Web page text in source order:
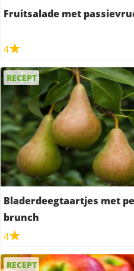
Fruitsalade met
4
RECEPT
Bladerdeegtaartjes met
brunch
4
RECEPT